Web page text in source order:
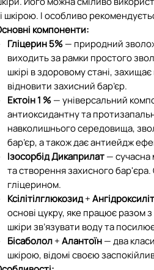
шкірою. І особливо
компоненти:
Гліцерин 5%— природний
виходить за рамки простого
шкірі в здоровому стані,
відновити захисний бар’єр.
Ектоін 1 %— універсальний
антиоксидантну та
навколишнього середовища,
бар’єр, а також дає антиейдж
Ізосорбід Дикаприлат— сучасна
та створення захисного
гліцерином.
Ксілітілглюкозид+Ангідроксиліт
основі цукру, яке працює разом
шкіри зв’язувати воду та
Бісаболол+Алантоїн— два
шкірою, відомі своєю